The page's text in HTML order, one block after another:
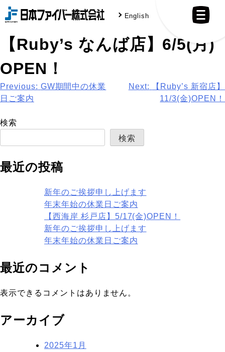
Skip
to
English
2023.5.29
【Ruby’s なんば店】6/5(月)
OPEN！
投
ナ
ビ
ゲ
Previous: GW期間中の休業
日ご案内
Next:
【Ruby’s 新宿店】
11/3(金)OPEN！
検索
検索
最近の投稿
新年のご挨拶申し上げます
年末年始の休業日ご案内
【西海岸 杉戸店】5/17(金)OPEN！
新年のご挨拶申し上げます
年末年始の休業日ご案内
最近のコメント
表示できるコメントはありません。
アーカイブ
2025年1月